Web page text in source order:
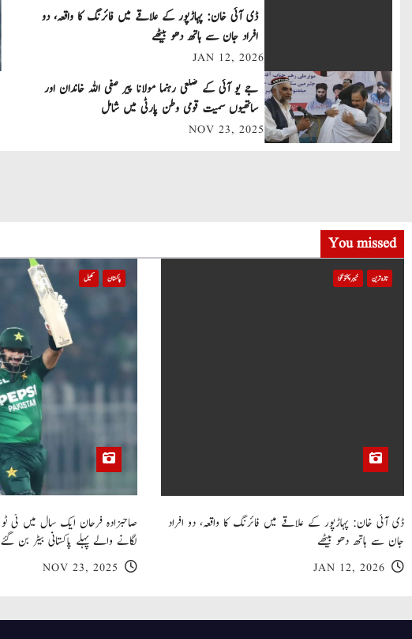
a
v
i
t
i
ڈی آئی خان: پہاڑپور کے علاقے میں فائرنگ کا واقعہ، دو
افراد جان سے ہاتھ دھو بیٹھے
JAN 12, 2026
جے یو آئی کے ضلعی رہنما مولانا پیر صفی اللہ خاندان اور
ساتھیوں سمیت قومی وطن پارٹی میں شامل
NOV 23, 2025
You missed
تازہ ترین خیبر پختونخوا
ڈی آئی خان: پہاڑپور کے علاقے میں فائرنگ کا واقعہ، دو افراد
جان سے ہاتھ دھو بیٹھے
JAN 12, 2026
پاکستان کھیل
لگانے والے پہلے پاکستانی بیٹر بن گئے
NOV 23, 2025